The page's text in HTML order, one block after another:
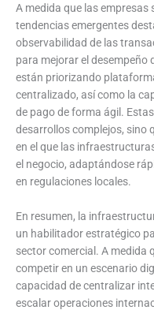
A medida que las
tendencias emergentes
observabilidad de las
para mejorar el desempeño
están priorizando
centralizado, así como la
de pago de forma ágil.
desarrollos complejos, sino
en el que las
el negocio, adaptándose
en regulaciones locales.
En resumen, la
un habilitador estratégico
sector comercial. A medida
competir en un escenario
capacidad de centralizar
escalar operaciones